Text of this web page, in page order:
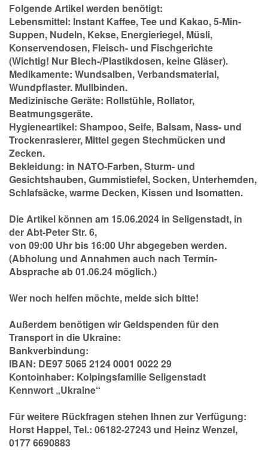
Folgende Artikel werden benötigt:
Lebensmittel: Instant Kaffee, Tee und Kakao, 5-Min-
Suppen, Nudeln, Kekse, Energieriegel, Müsli,
Konservendosen, Fleisch- und Fischgerichte
(Wichtig! Nur Blech-/Plastikdosen, keine Gläser).
Medikamente: Wundsalben, Verbandsmaterial,
Wundpflaster. Mullbinden.
Medizinische Geräte: Rollstühle, Rollator,
Beatmungsgeräte.
Hygieneartikel: Shampoo, Seife, Balsam, Nass- und
Trockenrasierer, Mittel gegen Stechmücken und
Zecken.
Bekleidung: in NATO-Farben, Sturm- und
Gesichtshauben, Gummistiefel, Socken, Unterhemden,
Schlafsäcke, warme Decken, Kissen und Isomatten.
Die Artikel können am 15.06.2024 in Seligenstadt, in
der Abt-Peter Str. 6,
von 09:00 Uhr bis 16:00 Uhr abgegeben werden.
(Abholung und Annahmen auch nach Termin-
Absprache ab 01.06.24 möglich.)
Wer noch helfen möchte, melde sich bitte!
Außerdem benötigen wir Geldspenden für den
Transport in die Ukraine:
Bankverbindung:
IBAN: DE97 5065 2124 0001 0022 29
Kontoinhaber: Kolpingsfamilie Seligenstadt
Kennwort „Ukraine“
Für weitere Rückfragen stehen Ihnen zur Verfügung:
Horst Happel, Tel.: 06182-27243 und Heinz Wenzel,
0177 6690883